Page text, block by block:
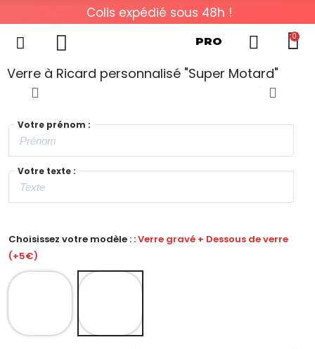
Colis expédié sous 48h !
PRO 0
Verre à Ricard personnalisé "Super Motard"
Votre prénom :
Votre texte :
Choisissez votre modèle : :Verre gravé + Dessous de verre
(+5€)